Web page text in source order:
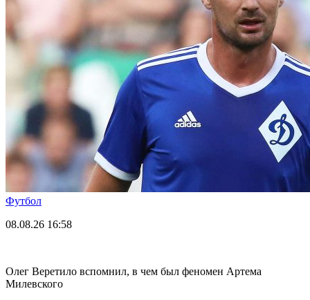
Футбол
08.08.26 16:58
Олег Веретило вспомнил, в чем был феномен Артема
Милевского